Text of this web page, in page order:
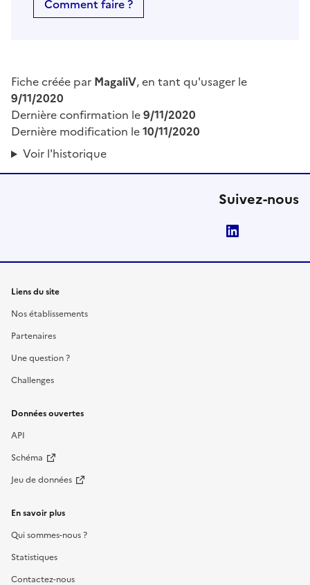
Comment faire ?
Fiche créée par MagaliV, en tant qu'usager le
9/11/2020
Dernière confirmation le9/11/2020
Dernière modification le10/11/2020
Voir l'historique
Suivez-nous
Liens du site
Nos établissements
Partenaires
Une question ?
Challenges
Données ouvertes
API
Schéma
Jeu de données
En savoir plus
Qui sommes-nous ?
Statistiques
Contactez-nous